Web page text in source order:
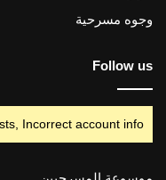
وجوه مسرحية
Follow us
Incorrect account info.